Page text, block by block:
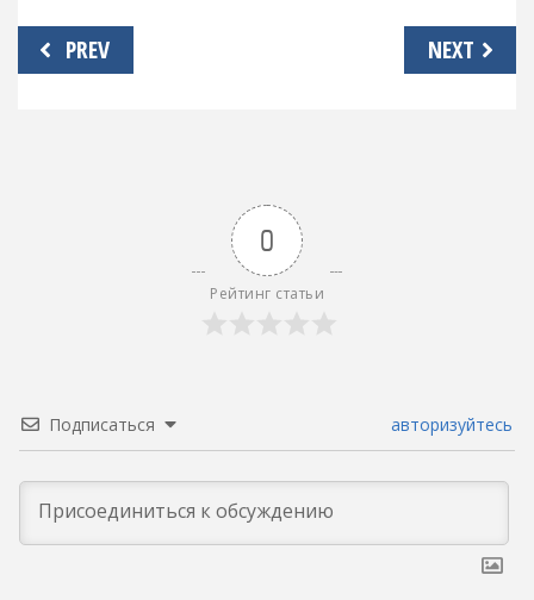
Навигация
по
PREV NEXT
0
Рейтинг статьи
Подписаться авторизуйтесь